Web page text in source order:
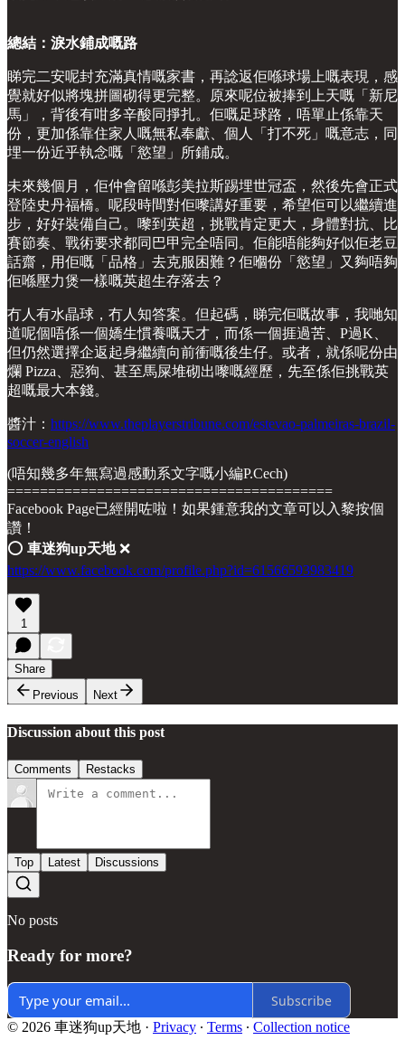
總結：淚水鋪成嘅路
睇完二安呢封充滿真情嘅家書，再諗返佢喺球場上嘅表現，感
覺就好似將塊拼圖砌得更完整。原來呢位被捧到上天嘅「新尼
馬」，背後有咁多辛酸同掙扎。佢嘅足球路，唔單止係靠天
份，更加係靠住家人嘅無私奉獻、個人「打不死」嘅意志，同
埋一份近乎執念嘅「慾望」所鋪成。
未來幾個月，佢仲會留喺彭美拉斯踢埋世冠盃，然後先會正式
登陸史丹福橋。呢段時間對佢嚟講好重要，希望佢可以繼續進
步，好好裝備自己。嚟到英超，挑戰肯定更大，身體對抗、比
賽節奏、戰術要求都同巴甲完全唔同。佢能唔能夠好似佢老豆
話齋，用佢嘅「品格」去克服困難？佢嗰份「慾望」又夠唔夠
佢喺壓力煲一樣嘅英超生存落去？
冇人有水晶球，冇人知答案。但起碼，睇完佢嘅故事，我哋知
道呢個唔係一個嬌生慣養嘅天才，而係一個捱過苦、P過K、
但仍然選擇企返起身繼續向前衝嘅後生仔。或者，就係呢份由
爛 Pizza、惡狗、甚至馬屎堆砌出嚟嘅經歷，先至係佢挑戰英
超嘅最大本錢。
醬汁： https://www.theplayerstribune.com/estevao-palmeiras-brazil-
soccer-english
(唔知幾多年無寫過感動系文字嘅小編P.Cech)
========================================
Facebook Page已經開咗啦！如果鍾意我的文章可以入黎按個
讚！
⭕️ 車迷狗up天地❌
https://www.facebook.com/profile.php?id=61566593983419
1
Share
Previous
Next
Discussion about this post
Comments Restacks
Top Latest Discussions
No posts
Ready for more?
Subscribe
© 2026 車迷狗up天地 · Privacy ∙ Terms ∙ Collection notice